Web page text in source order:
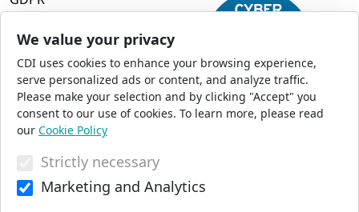
Privacy Policy
Accessibility
Commercial Opportunities
Press Office
Sitemap
© 2026 CDI. All Rights Reserved
We value your privacy
CDI uses cookies to enhance your browsing experience,
serve personalized ads or content, and analyze traffic.
Please make your selection and by clicking "Accept" you
consent to our use of cookies. To learn more, please read
our Cookie Policy
Strictly necessary
Marketing and Analytics